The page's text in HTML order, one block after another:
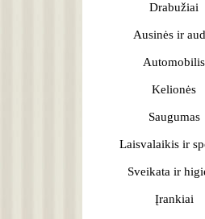
Drabužiai
Ausinės ir
Automobilis
Kelionės
Saugumas
Laisvalaikis ir
Sveikata ir
Įrankiai